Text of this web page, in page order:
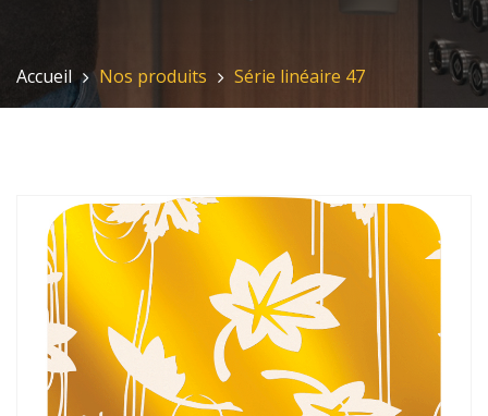
Accueil Nos produits Série linéaire 47